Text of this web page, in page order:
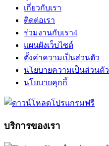
เกี่ยวกับเรา
ติดต่อเรา
ร่วมงานกับเรา4
แผนผังเว็บไซต์
ตั้งค่าความเป็นส่วนตัว
นโยบายความเป็นส่วนตัว
นโยบายคุกกี้
บริการของเรา